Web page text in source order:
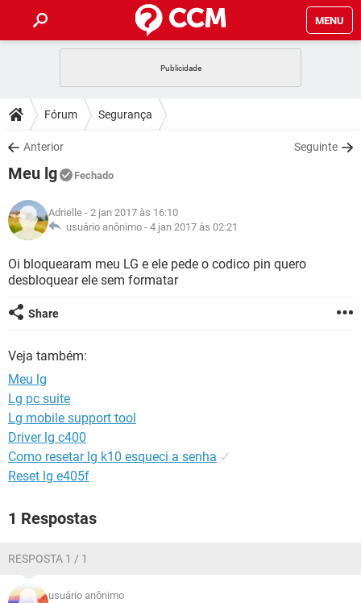
MENU
CELULAR
OUTLOOK
INSTAGRAM
GUIA DE COMPRAS
DICAS
JOGOS
INSTAGRAM
GUIA DE COMPRAS
DOWNLOADS
JOGOS
CELULAR
OUTLOOK EXCEL
INSTAGRAM
GUIA DE COMPRAS
JOGOS
CELULAR
OUTLOOK EXCEL
GLOSSÁRIO
JOGOS WHATSAPP
CELULAR
OUTLOOK
GUIA DE COMPRAS
Fórum Segurança
Anterior Seguinte
Meu lg Fechado
Adrielle - 2 jan 2017 às 16:10
usuário anônimo - 4 jan 2017 às 02:21
Oi bloquearam meu LG e ele pede o codico pin quero
desbloquear ele sem formatar
Share
Veja também:
Meu lg
Lg pc suite
Lg mobile support tool
Driver lg c400
Como resetar lg k10 esqueci a senha ✓
Reset lg e405f
1 Respostas
RESPOSTA 1 / 1
usuário anônimo